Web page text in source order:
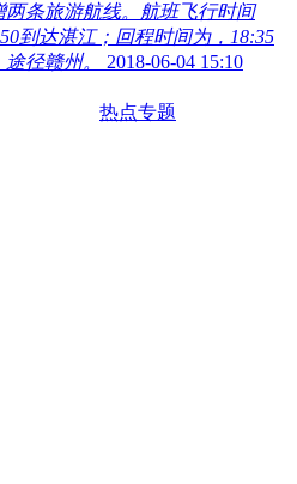
条旅游航线。航班飞行时间
到达湛江；回程时间为，18:35
径赣州。
2018-06-04 15:10
热点专题